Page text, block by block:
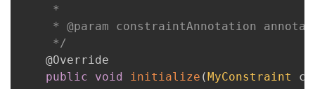
     *
* @param constraintAnnotation
     */
@Override
public
void initialize (MyConstraint